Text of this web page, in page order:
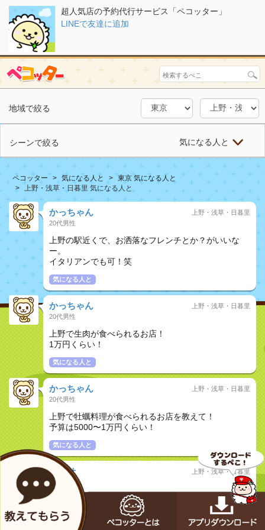
超人気店の予約代行サービス「ペコッター」
LINEで友達に追加
地域で絞る
シーンで絞る 気になる人と
ペコッター 気になる人と
東京 気になる人と
上野・浅草・日暮里 気になる人と
かっちゃん
20代男性
上野・浅草・日暮里
上野の駅近くで、お洒落なフレンチとか？がいいな
ー。
イタリアンでも可！笑
気になる人と
かっちゃん
20代男性
上野・浅草・日暮里
上野で生肉が食べられるお店！
1万円くらい！
気になる人と
かっちゃん
20代男性
上野・浅草・日暮里
上野で牡蠣料理が食べられるお店を教えて！
予算は5000〜1万円くらい！
気になる人と
ふかせ
20代男性
上野・浅草・日暮里
今日の夜に上野駅周辺でデートに使える個室か半個室
の居酒屋でおススメありますか？
気になる人と